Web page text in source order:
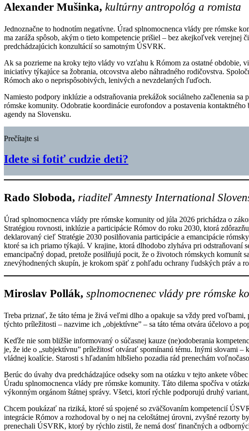
Alexander Mušinka, kultúrny antropológ a romista
Jednoznačne to hodnotím negatívne. Úrad splnomocnenca vlády pre rómske
ma zaráža spôsob, akým o tieto kompetencie prišiel – bez akejkoľvek
predchádzajúcich konzultácií so samotným ÚSVRK.
Ak sa pozrieme na kroky tejto vlády vo vzťahu k Rómom za ostatné obdobie,
iniciatívy týkajúce sa žobrania, otcovstva alebo náhradného rodičovstva.
Rómoch ako o neprispôsobivých, lenivých a nevzdelaných ľuďoch.
Namiesto podpory inklúzie a odstraňovania prekážok sociálneho začlenenia
rómske komunity. Odobratie koordinácie eurofondov a postavenia
agendy na Slovensku.
Prečítajte si
Idete si fotiť cudzie deti?
Rado Sloboda, riaditeľ Amnesty International
Úrad splnomocnenca vlády pre rómske komunity od júla 2026 prichádza o
Stratégiou rovnosti, inklúzie a participácie Rómov do roku 2030, ktorá
deklarovaný cieľ Stratégie 2030 posilňovania participácie a emancipácie
ktoré sa ich priamo týkajú. V krajine, ktorá dlhodobo zlyháva pri
emancipačný dopad, pretože posilňujú pocit, že o životoch rómskych komunít
znevýhodnených skupín, je krokom späť z pohľadu ochrany ľudských práv a
Miroslav Pollák, splnomocnenec vlády pre rómske
Treba priznať, že táto téma je živá veľmi dlho a opakuje sa vždy pred
týchto príležitosti – nazvime ich „objektívne” – sa táto téma otvára účelovo a
Keďže nie som bližšie informovaný o súčasnej kauze (ne)odoberania
je, že ide o „subjektívnu” príležitosť otvárať spomínanú tému. Inými slovami
vládnej koalície. Starosti s hľadaním hlbšieho pozadia rád prenechám
Berúc do úvahy dva predchádzajúce odseky som na otázku v tejto ankete
Úradu splnomocnenca vlády pre rómske komunity. Táto dilema spočíva v
výkonným orgánom štátnej správy. Všetci, ktorí rýchle podporujú druhý
Chcem poukázať na riziká, ktoré sú spojené so zväčšovaním kompetencií
integrácie Rómov a rozhodoval by o nej na celoštátnej úrovni, zvyšné
prenechali ÚSVRK, ktorý by rýchlo zistil, že nemá dosť finančných a